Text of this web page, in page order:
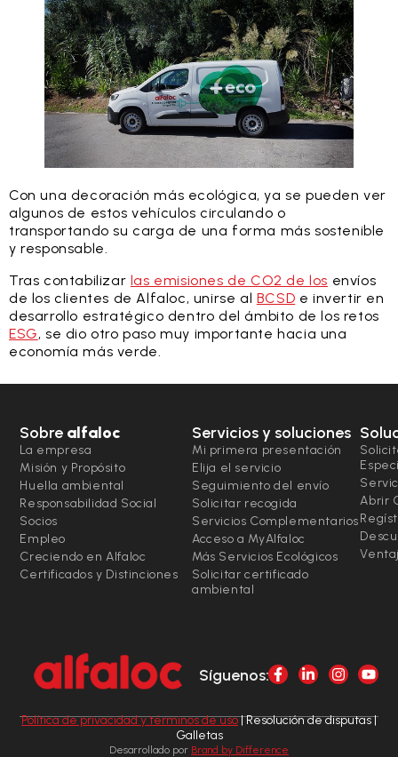
Con una decoración más ecológica, ya se pueden ver
algunos de estos vehículos circulando o
transportando su carga de una forma más sostenible
y responsable.
Tras contabilizar las emisiones de CO2 de los envíos
de los clientes de Alfaloc, unirse al BCSD e invertir en
desarrollo estratégico dentro del ámbito de los retos
ESG, se dio otro paso muy importante hacia una
economía más verde.
Sobre alfaloc
La empresa
Misión y Propósito
Huella ambiental
Responsabilidad Social
Socios
Empleo
Creciendo en Alfaloc
Certificados y Distinciones
Servicios y soluciones
Mi primera presentación
Elija el servicio
Seguimiento del envío
Solicitar recogida
Servicios Complementarios
Acceso a MyAlfaloc
Más Servicios Ecológicos
Solicitar certificado
ambiental
Abrir
Síguenos:
Política de privacidad y términos de uso| Resolución de disputas |
Galletas
Desarrollado por Brand by Difference